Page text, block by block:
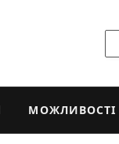
МОЖЛИВОСТІ